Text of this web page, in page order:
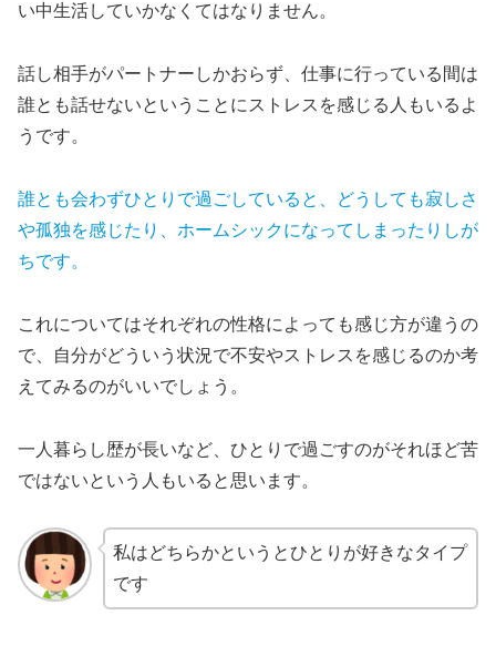
い中生活していかなくてはなりません。
話し相手がパートナーしかおらず、仕事に行っている間は
誰とも話せないということにストレスを感じる人もいるよ
うです。
誰とも会わずひとりで過ごしていると、どうしても寂しさ
や孤独を感じたり、ホームシックになってしまったりしが
ちです。
これについてはそれぞれの性格によっても感じ方が違うの
で、自分がどういう状況で不安やストレスを感じるのか考
えてみるのがいいでしょう。
一人暮らし歴が長いなど、ひとりで過ごすのがそれほど苦
ではないという人もいると思います。
私はどちらかというとひとりが好きなタイプ
です